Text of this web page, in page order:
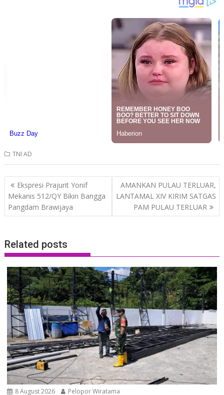
TNI AD
Post
navigation
Ekspresi Prajurit Yonif
Mekanis 512/QY Bikin Bangga
Pangdam Brawijaya
AMANKAN PULAU TERLUAR,
LANTAMAL XIV KIRIM SATGAS
PAM PULAU TERLUAR
Related posts
8 August 2026 Pelopor Wiratama